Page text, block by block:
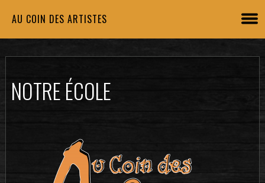
AU COIN DES ARTISTES
NOTRE ÉCOLE